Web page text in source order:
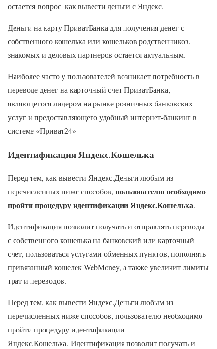
остается вопрос: как вывести деньги с Яндекс.
Деньги на карту ПриватБанка для получения денег с
собственного кошелька или кошельков родственников,
знакомых и деловых партнеров остается актуальным.
Наиболее часто у пользователей возникает потребность в
переводе денег на карточный счет ПриватБанка,
являющегося лидером на рынке розничных банковских
услуг и предоставляющего удобный интернет-банкинг в
системе «Приват24».
Идентификация Яндекс.Кошелька
Перед тем, как вывести Яндекс.Деньги любым из
перечисленных ниже способов, пользователю необходимо
пройти процедуру идентификации Яндекс.Кошелька.
Идентификация позволит получать и отправлять переводы
с собственного кошелька на банковский или карточный
счет, пользоваться услугами обменных пунктов, пополнять
привязанный кошелек WebMoney, а также увеличит лимиты
трат и переводов.
Перед тем, как вывести Яндекс.Деньги любым из
перечисленных ниже способов, пользователю необходимо
пройти процедуру идентификации
Яндекс.Кошелька. Идентификация позволит получать и